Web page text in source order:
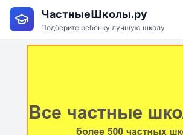
ЧастныеШколы.ру
Подберите ребёнку лучшую школу